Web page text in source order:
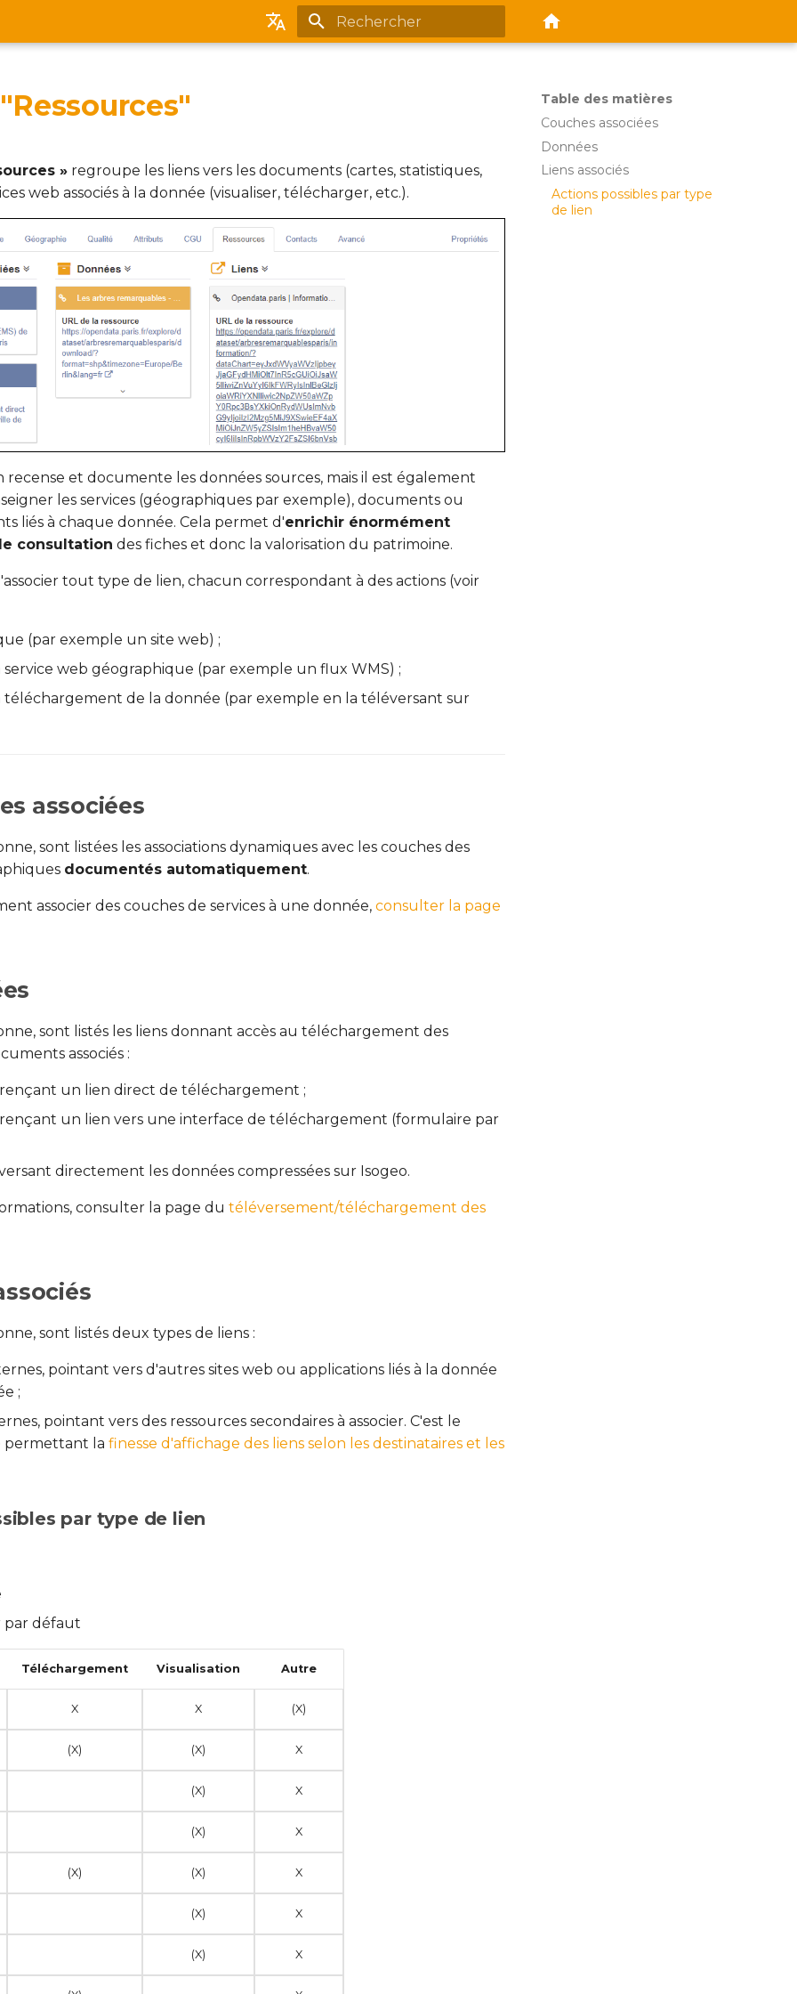
Português (brasileiro)
Table des matières
Couches associées
Données
Liens associés
Actions possibles par type
de lien
» regroupe les liens vers les documents (cartes, statistiques,
web associés à la donnée (visualiser, télécharger, etc.).
recense et documente les données sources, mais il est également
les services (géographiques par exemple), documents ou
liés à chaque donnée. Cela permet d'enrichir énormément
consultation des fiches et donc la valorisation du patrimoine.
tout type de lien, chacun correspondant à des actions (voir
(par exemple un site web) ;
service web géographique (par exemple un flux WMS) ;
téléchargement de la donnée (par exemple en la téléversant sur
associées
sont listées les associations dynamiques avec les couches des
documentés automatiquement.
associer des couches de services à une donnée, consulter la page
sont listés les liens donnant accès au téléchargement des
associés :
un lien direct de téléchargement ;
un lien vers une interface de téléchargement (formulaire par
directement les données compressées sur Isogeo.
consulter la page du téléversement/téléchargement des
sont listés deux types de liens :
pointant vers d'autres sites web ou applications liés à la donnée
;
pointant vers des ressources secondaires à associer. C'est le
permettant la finesse d'affichage des liens selon les destinataires et les
par type de lien
par défaut
Téléchargement Visualisation Autre
X X (X)
(X) (X) X
(X) X
(X) X
(X) (X) X
(X) X
(X) X